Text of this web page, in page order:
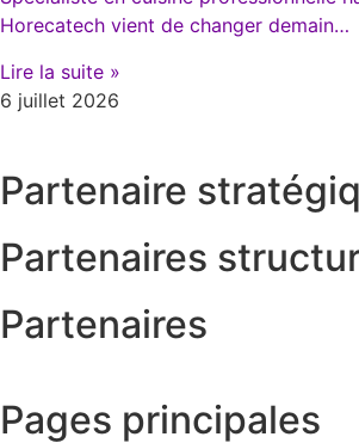
Horecatech vient de changer demain…
Lire la suite »
6 juillet 2026
Partenaire
Partenaires
Partenaires
Pages principales